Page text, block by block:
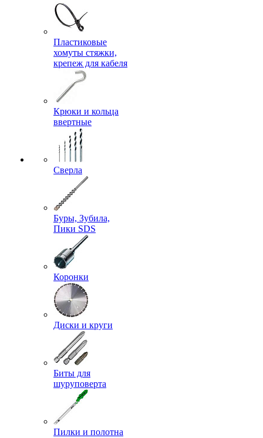
Пластиковые
хомуты стяжки,
крепеж для кабеля
Крюки и кольца
ввертные
Сверла
Буры, Зубила,
Пики SDS
Коронки
Диски и круги
Биты для
шуруповерта
Пилки и полотна